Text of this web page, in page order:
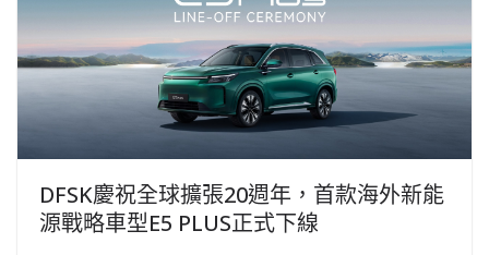
DFSK慶祝全球擴張20週年，首款海外新能
源戰略車型E5 PLUS正式下線